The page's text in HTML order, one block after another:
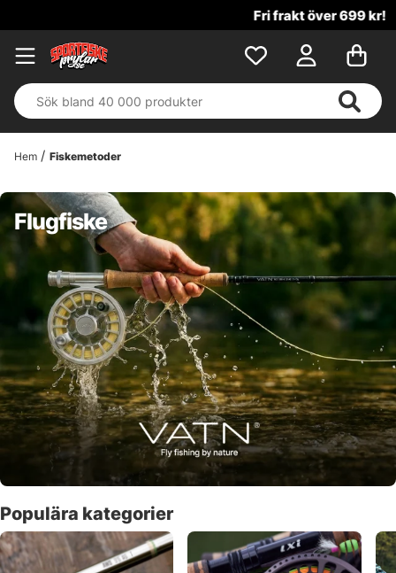
Fri frakt över 699 kr!
Hem Fiskemetoder
Flugfiske
Populära kategorier